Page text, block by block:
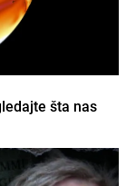
šta nas